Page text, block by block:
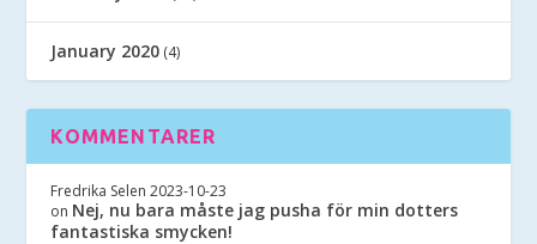
January 2020 (4)
KOMMENTARER
Fredrika Selen 2023-10-23
on Nej, nu bara måste jag pusha för min dotters
fantastiska smycken!